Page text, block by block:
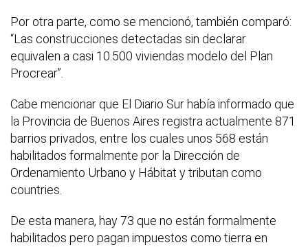
Por otra parte, como se mencionó, también comparó:
“Las construcciones detectadas sin declarar
equivalen a casi 10.500 viviendas modelo del Plan
Procrear”.
Cabe mencionar que El Diario Sur había informado que
la Provincia de Buenos Aires registra actualmente 871
barrios privados, entre los cuales unos 568 están
habilitados formalmente por la Dirección de
Ordenamiento Urbano y Hábitat y tributan como
countries.
De esta manera, hay 73 que no están formalmente
habilitados pero pagan impuestos como tierra en